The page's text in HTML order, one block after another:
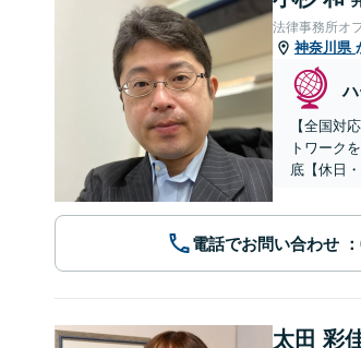
法律事務所オ
神奈川県
【全国対
トワーク
底【休日
電話でお問い合わせ
太田 彩